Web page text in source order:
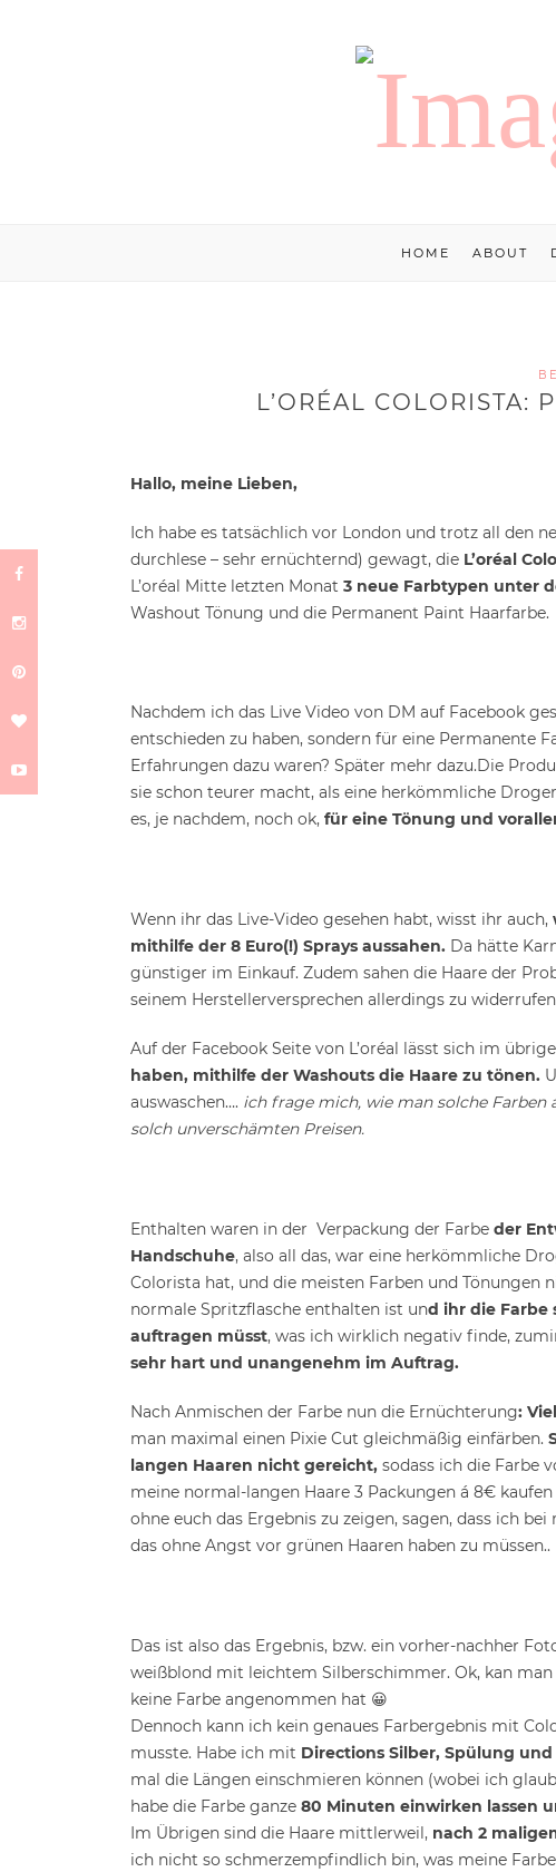
HOME ABOUT
L’ORÉAL COLORISTA:
Hallo, meine Lieben,
Ich habe es tatsächlich vor London und trotz all den
durchlese – sehr ernüchternd) gewagt, die L’oréal
L’oréal Mitte letzten Monat 3 neue Farbtypen unter
Washout Tönung und die Permanent Paint Haarfarbe.
Nachdem ich das Live Video von DM auf Facebook
entschieden zu haben, sondern für eine Permanente
Erfahrungen dazu waren? Später mehr dazu.Die
sie schon teurer macht, als eine herkömmliche
es, je nachdem, noch ok, für eine Tönung und
Wenn ihr das Live-Video gesehen habt, wisst ihr auch,
mithilfe der 8 Euro(!) Sprays aussahen. Da hätte
günstiger im Einkauf. Zudem sahen die Haare der
seinem Herstellerversprechen allerdings zu
Auf der Facebook Seite von L’oréal lässt sich im
haben, mithilfe der Washouts die Haare zu tönen.
auswaschen…. ich frage mich, wie man solche
solch unverschämten Preisen.
Enthalten waren in der Verpackung der Farbe der
Handschuhe, also all das, war eine herkömmliche
Colorista hat, und die meisten Farben und Tönungen
normale Spritzflasche enthalten ist und ihr die Farbe
auftragen müsst, was ich wirklich negativ finde,
sehr hart und unangenehm im Auftrag.
Nach Anmischen der Farbe nun die Ernüchterung:
man maximal einen Pixie Cut gleichmäßig einfärben.
langen Haaren nicht gereicht, sodass ich die Farbe
meine normal-langen Haare 3 Packungen á 8€
ohne euch das Ergebnis zu zeigen, sagen, dass ich
das ohne Angst vor grünen Haaren haben zu müssen..
Das ist also das Ergebnis, bzw. ein vorher-nachher
weißblond mit leichtem Silberschimmer. Ok, kan
keine Farbe angenommen hat 😀
Dennoch kann ich kein genaues Farbergebnis mit
musste. Habe ich mit Directions Silber, Spülung
mal die Längen einschmieren können (wobei ich
habe die Farbe ganze 80 Minuten einwirken lassen
Im Übrigen sind die Haare mittlerweil, nach 2
ich nicht so schmerzempfindlich bin, was meine